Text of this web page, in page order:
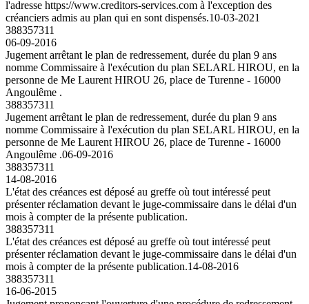
l'adresse https://www.creditors-services.com à l'exception des
créanciers admis au plan qui en sont dispensés.10-03-2021
388357311
06-09-2016
Jugement arrêtant le plan de redressement, durée du plan 9 ans
nomme Commissaire à l'exécution du plan SELARL HIROU, en la
personne de Me Laurent HIROU 26, place de Turenne - 16000
Angoulême .
388357311
Jugement arrêtant le plan de redressement, durée du plan 9 ans
nomme Commissaire à l'exécution du plan SELARL HIROU, en la
personne de Me Laurent HIROU 26, place de Turenne - 16000
Angoulême .06-09-2016
388357311
14-08-2016
L'état des créances est déposé au greffe où tout intéressé peut
présenter réclamation devant le juge-commissaire dans le délai d'un
mois à compter de la présente publication.
388357311
L'état des créances est déposé au greffe où tout intéressé peut
présenter réclamation devant le juge-commissaire dans le délai d'un
mois à compter de la présente publication.14-08-2016
388357311
16-06-2015